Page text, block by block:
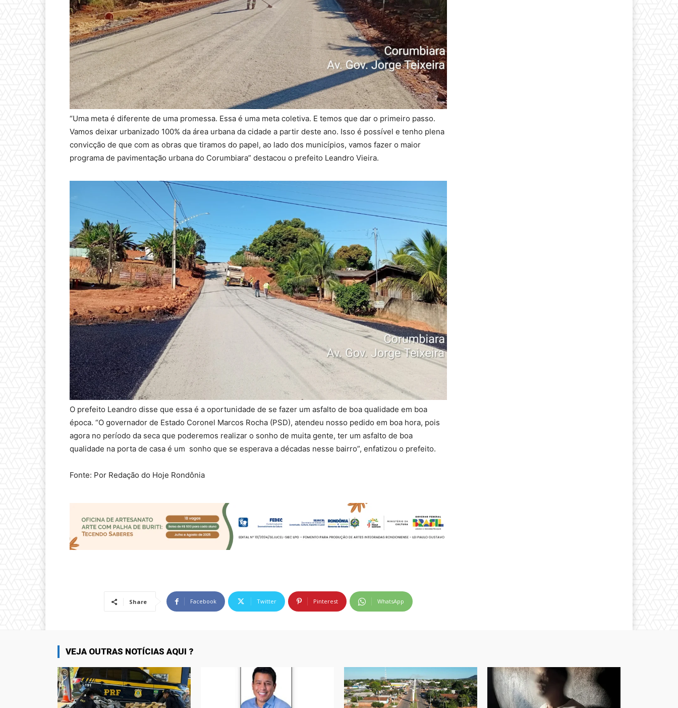
“Uma meta é diferente de uma promessa. Essa é uma meta coletiva. E temos que dar o primeiro passo.
Vamos deixar urbanizado 100% da área urbana da cidade a partir deste ano. Isso é possível e tenho plena
convicção de que com as obras que tiramos do papel, ao lado dos municípios, vamos fazer o maior
programa de pavimentação urbana do Corumbiara” destacou o prefeito Leandro Vieira.
O prefeito Leandro disse que essa é a oportunidade de se fazer um asfalto de boa qualidade em boa
época. “O governador de Estado Coronel Marcos Rocha (PSD), atendeu nosso pedido em boa hora, pois
agora no período da seca que poderemos realizar o sonho de muita gente, ter um asfalto de boa
qualidade na porta de casa é um sonho que se esperava a décadas nesse bairro”, enfatizou o prefeito.
Fonte: Por Redação do Hoje Rondônia
Share Facebook Twitter Pinterest WhatsApp
VEJA OUTRAS NOTÍCIAS AQUI ?